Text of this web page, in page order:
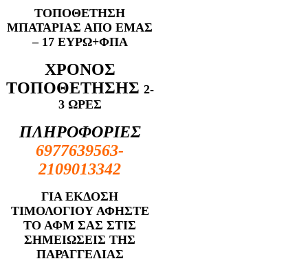
ΤΟΠΟΘΕΤΗΣΗ
ΜΠΑΤΑΡΙΑΣ ΑΠΟ ΕΜΑΣ
– 17 ΕΥΡΩ+ΦΠΑ
ΧΡΟΝΟΣ
ΤΟΠΟΘΕΤΗΣΗΣ 2-
3 ΩΡΕΣ
ΠΛΗΡΟΦΟΡΙΕΣ
6977639563-
2109013342
ΓΙΑ ΕΚΔΟΣΗ
ΤΙΜΟΛΟΓΙΟΥ ΑΦΗΣΤΕ
ΤΟ ΑΦΜ ΣΑΣ ΣΤΙΣ
ΣΗΜΕΙΩΣΕΙΣ ΤΗΣ
ΠΑΡΑΓΓΕΛΙΑΣ